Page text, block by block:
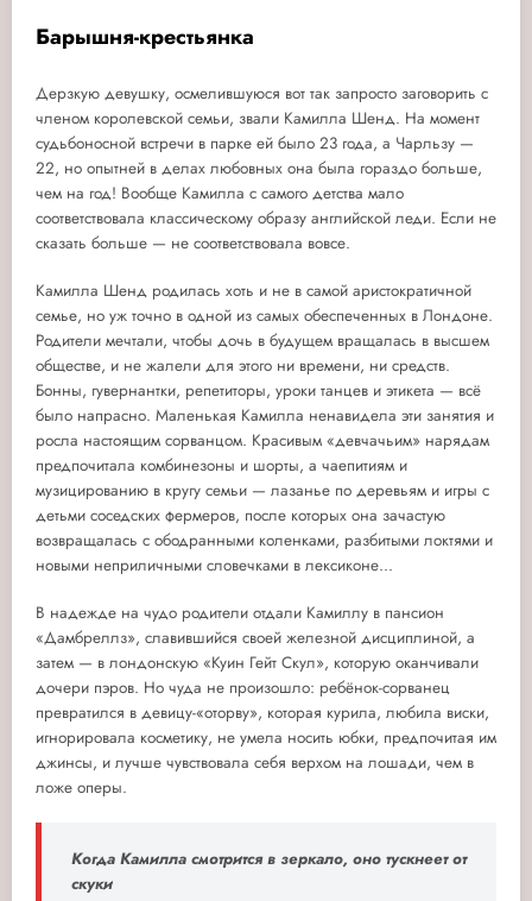
Барышня-крестьянка
Дерзкую девушку, осмелившуюся вот так запросто заговорить с
членом королевской семьи, звали Камилла Шенд. На момент
судьбоносной встречи в парке ей было 23 года, а Чарльзу —
22, но опытней в делах любовных она была гораздо больше,
чем на год! Вообще Камилла с самого детства мало
соответствовала классическому образу английской леди. Если не
сказать больше — не соответствовала вовсе.
Камилла Шенд родилась хоть и не в самой аристократичной
семье, но уж точно в одной из самых обеспеченных в Лондоне.
Родители мечтали, чтобы дочь в будущем вращалась в высшем
обществе, и не жалели для этого ни времени, ни средств.
Бонны, гувернантки, репетиторы, уроки танцев и этикета — всё
было напрасно. Маленькая Камилла ненавидела эти занятия и
росла настоящим сорванцом. Красивым «девчачьим» нарядам
предпочитала комбинезоны и шорты, а чаепитиям и
музицированию в кругу семьи — лазанье по деревьям и игры с
детьми соседских фермеров, после которых она зачастую
возвращалась с ободранными коленками, разбитыми локтями и
новыми неприличными словечками в лексиконе...
В надежде на чудо родители отдали Камиллу в пансион
«Дамбреллз», славившийся своей железной дисциплиной, а
затем — в лондонскую «Куин Гейт Скул», которую оканчивали
дочери пэров. Но чуда не произошло: ребёнок-сорванец
превратился в девицу-«оторву», которая курила, любила виски,
игнорировала косметику, не умела носить юбки, предпочитая им
джинсы, и лучше чувствовала себя верхом на лошади, чем в
ложе оперы.
Когда Камилла смотрится в зеркало, оно тускнеет от
скуки